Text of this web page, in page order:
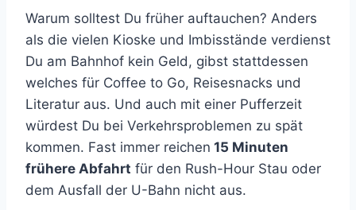
Warum solltest Du früher auftauchen? Anders
als die vielen Kioske und Imbisstände verdienst
Du am Bahnhof kein Geld, gibst stattdessen
welches für Coffee to Go, Reisesnacks und
Literatur aus. Und auch mit einer Pufferzeit
würdest Du bei Verkehrsproblemen zu spät
kommen. Fast immer reichen 15 Minuten
frühere Abfahrt für den Rush-Hour Stau oder
dem Ausfall der U-Bahn nicht aus.